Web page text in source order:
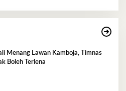
Menang Lawan Kamboja, Timnas
Boleh Terlena